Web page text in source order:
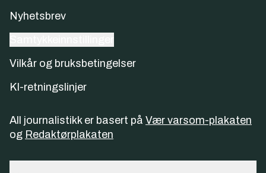
Nyhetsbrev
Vilkår og bruksbetingelser
KI-retningslinjer
All journalistikk er basert på Vær varsom-plakaten
og Redaktørplakaten